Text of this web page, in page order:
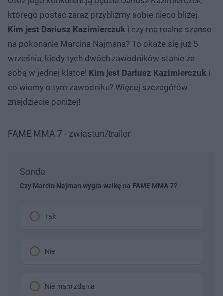
którego postać zaraz przybliżmy sobie nieco bliżej.
Kim jest Dariusz Kazimierczuk i czy ma realne szanse
na pokonanie Marcina Najmana? To okaże się już 5
września, kiedy tych dwóch zawodników stanie ze
sobą w jednej klatce! Kim jest Dariusz Kazimierczuk i
co wiemy o tym zawodniku? Więcej szczegółów
znajdziecie poniżej!
FAME MMA 7 - zwiastun/trailer
Sonda
Czy Marcin Najman wygra walkę na FAME MMA 7?
Tak
Nie
Nie mam zdania